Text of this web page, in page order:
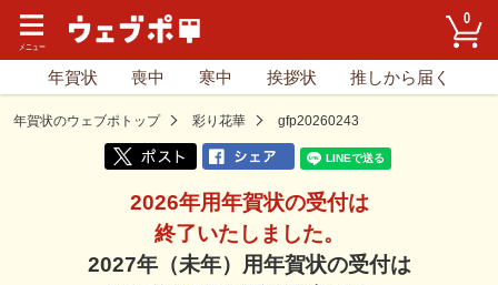
0
年賀状 喪中 寒中 挨拶状 推しから届く
年賀状のウェブポトップ 彩り花華 gfp20260243
2026年用年賀状の受付は
終了いたしました。
2027年（未年）用年賀状の受付は